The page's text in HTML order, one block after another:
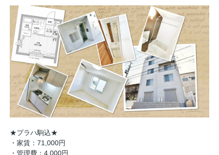
★プラハ駒込★
・家賃：71,000円
・管理費：4,000円